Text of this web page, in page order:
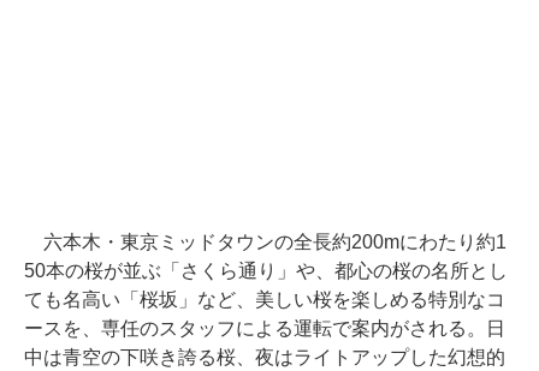
六本木・東京ミッドタウンの全長約200mにわたり約1
50本の桜が並ぶ「さくら通り」や、都心の桜の名所とし
ても名高い「桜坂」など、美しい桜を楽しめる特別なコ
ースを、専任のスタッフによる運転で案内がされる。日
中は青空の下咲き誇る桜、夜はライトアップした幻想的